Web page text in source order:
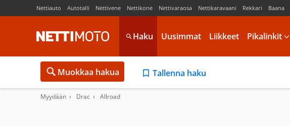
Nettiauto Autotalli Nettivene Nettikone Nettivaraosa Nettikaravaani Rekkari Baana
Haku Uusimmat Liikkeet Pikalinkit
Muokkaa hakua Tallenna haku
Myydään Drac Allroad